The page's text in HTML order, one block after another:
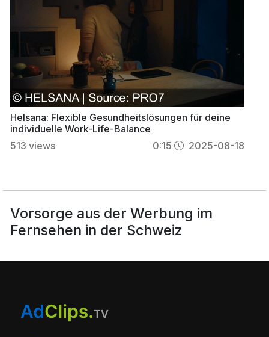
Helsana: Flexible Gesundheitslösungen für deine
individuelle Work-Life-Balance
513 views 0:15 2025-08-18
Vorsorge aus der Werbung im
Fernsehen in der Schweiz